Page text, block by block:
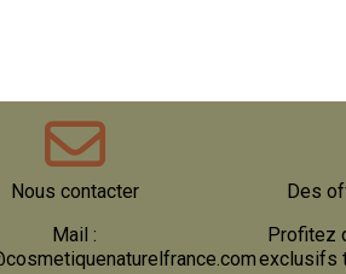
Nous contacter
Mail :
Des
Profitez
exclusifs